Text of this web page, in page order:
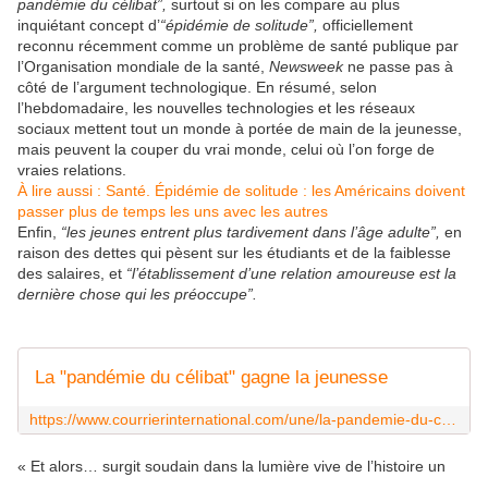
pandémie du célibat”, surtout si on les compare au plus
inquiétant concept d’“épidémie de solitude”, officiellement
reconnu récemment comme un problème de santé publique par
l’Organisation mondiale de la santé, Newsweekne passe pas à
côté de l’argument technologique. En résumé, selon
l’hebdomadaire, les nouvelles technologies et les réseaux
sociaux mettent tout un monde à portée de main de la jeunesse,
mais peuvent la couper du vrai monde, celui où l’on forge de
vraies relations.
À lire aussi : Santé. Épidémie de solitude : les Américains doivent
passer plus de temps les uns avec les autres
Enfin, “les jeunes entrent plus tardivement dans l’âge adulte”, en
raison des dettes qui pèsent sur les étudiants et de la faiblesse
des salaires, et “l’établissement d’une relation amoureuse est la
dernière chose qui les préoccupe”.
La "pandémie du célibat" gagne la jeunesse
« Et alors… surgit soudain dans la lumière vive de l’histoire un